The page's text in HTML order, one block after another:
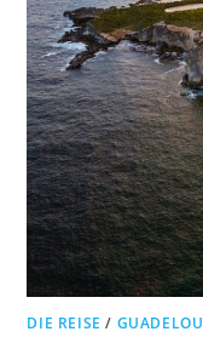
DIE REISE /